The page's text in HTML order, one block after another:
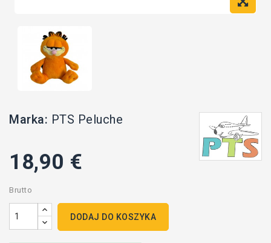
Marka: PTS Peluche
18,90 €
Brutto
DODAJ DO KOSZYKA